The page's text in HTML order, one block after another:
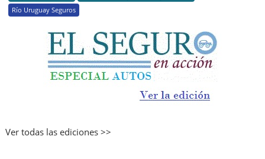
Río Uruguay Seguros
Ver todas las ediciones >>